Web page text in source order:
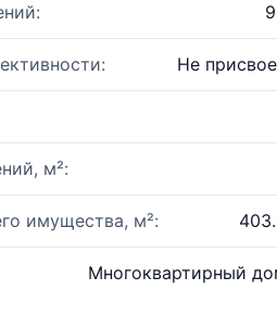
Не
м²:
имущества, м²:
Многоквартирный